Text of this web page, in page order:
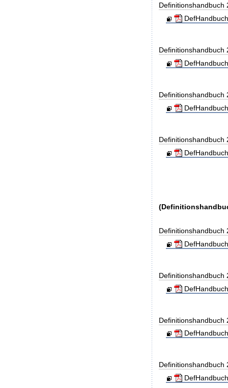
Definitionshandbuch
Definitionshandbuch
Definitionshandbuch
Definitionshandbuch
Definitionshandbuch
Definitionshandbuch
Definitionshandbuch
Definitionshandbuch